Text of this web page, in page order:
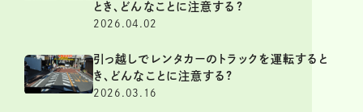
とき、どんなことに注意する?
2026.04.02
引っ越しでレンタカーのトラックを運転すると
き、どんなことに注意する?
2026.03.16